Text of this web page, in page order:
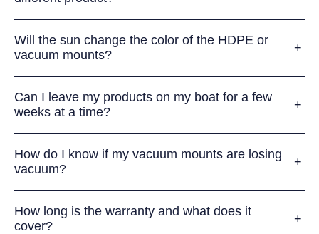
Will the sun change the color of the HDPE or
vacuum mounts?
Can I leave my products on my boat for a few
weeks at a time?
How do I know if my vacuum mounts are losing
vacuum?
How long is the warranty and what does it
cover?